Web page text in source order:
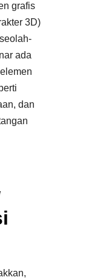
grafis
3D)
ada
dan